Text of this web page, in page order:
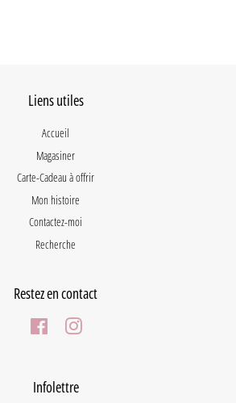
Liens utiles
Accueil
Magasiner
Carte-Cadeau à offrir
Mon histoire
Contactez-moi
Recherche
Restez en contact
FacebookInstagram
Infolettre